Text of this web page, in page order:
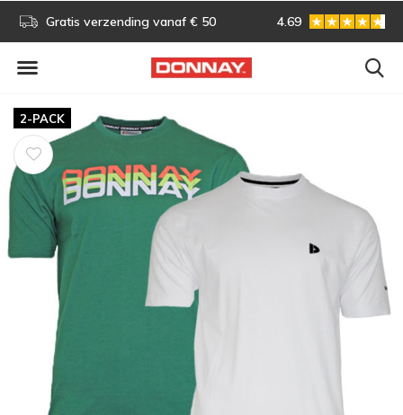
Gratis verzending vanaf € 50 Gratis omruilen
4.69
2-PACK